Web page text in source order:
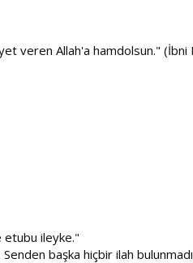
veren Allah'a hamdolsun."
etubu ileyke."
başka hiçbir ilah